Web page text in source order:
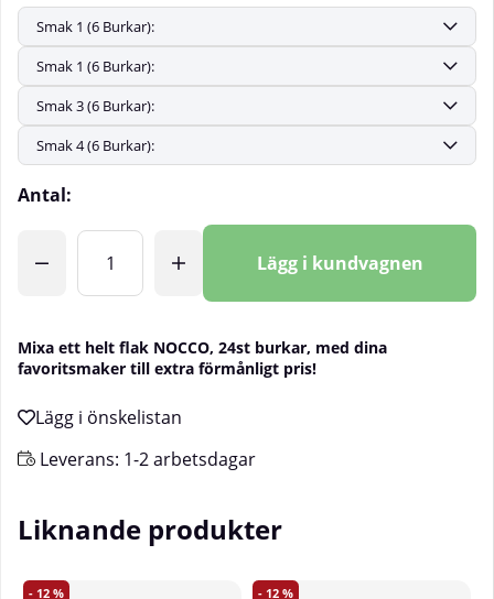
Antal:
Lägg i kundvagnen
Mixa ett helt flak NOCCO, 24st burkar, med dina
favoritsmaker till extra förmånligt pris!
Leverans: 1-2 arbetsdagar
Liknande produkter
12
12